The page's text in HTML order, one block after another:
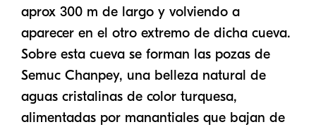
aprox 300 m de largo y volviendo a
aparecer en el otro extremo de dicha cueva.
Sobre esta cueva se forman las pozas de
Semuc Chanpey, una belleza natural de
aguas cristalinas de color turquesa,
alimentadas por manantiales que bajan de